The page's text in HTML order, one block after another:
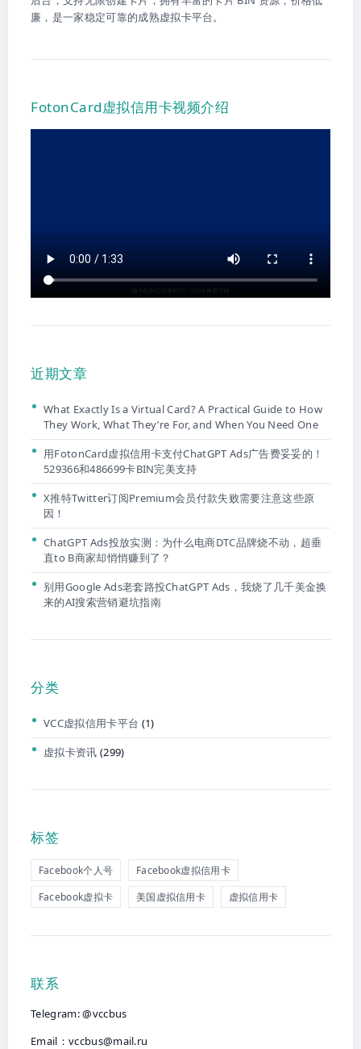
廉，是一家稳定可靠的成熟虚拟卡平台。
FotonCard虚拟信用卡视频介绍
近期文章
What Exactly Is a Virtual Card? A Practical Guide to How
They Work, What They’re For, and When You Need One
用FotonCard虚拟信用卡支付ChatGPT Ads广告费妥妥的！
529366和486699卡BIN完美支持
X推特Twitter订阅Premium会员付款失败需要注意这些原
因！
ChatGPT Ads投放实测：为什么电商DTC品牌烧不动，超垂
直to B商家却悄悄赚到了？
别用Google Ads老套路投ChatGPT Ads，我烧了几千美金换
来的AI搜索营销避坑指南
分类
VCC虚拟信用卡平台 (1)
虚拟卡资讯 (299)
标签
Facebook个人号
Facebook虚拟信用卡
Facebook虚拟卡
美国虚拟信用卡 虚拟信用卡
联系
Telegram: @vccbus
Email： vccbus@mail.ru